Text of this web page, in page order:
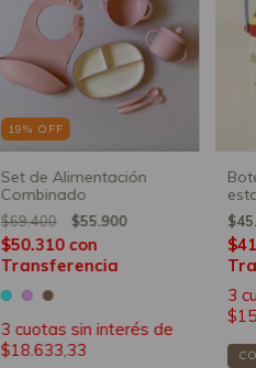
19% OFF
Set de Alimentación
Combinado
$69.400 $55.900
$50.310 con
Transferencia
3 cuotas sin interés de
$18.633,33
3